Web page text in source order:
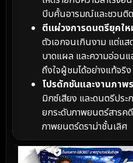
บีบคั้นอารมณ์และชวนติ
ตีแผ่วงการดนตรียุคใ
ตัวเอกจนเกินงาม แต่แ
บาดแผล และความอ่อน
ถึงใจผู้ชมได้อย่างแท้จริง
โปรดักชันและงานภาพ
มิกซ์เสียง และดนตรีปร
ยกระดับภาพยนตร์สารค
ภาพยนตร์ดราม่าชั้นเลิศ